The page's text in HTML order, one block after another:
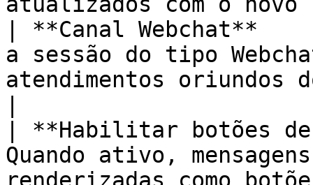
| **Canal
a sessão do tipo
atendimentos oriundos
| **Habilitar botões de
Quando ativo,